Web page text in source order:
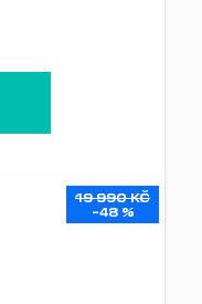
19 990 KČ
–48 %